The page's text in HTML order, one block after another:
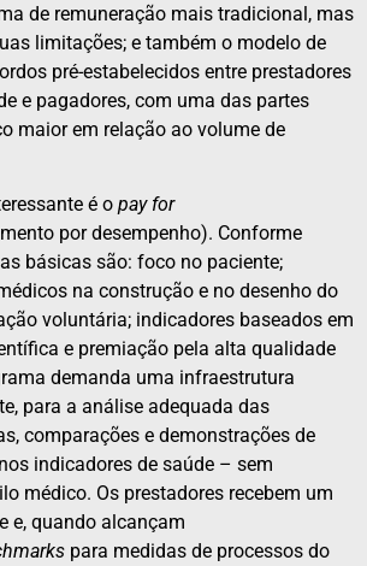
de remuneração mais tradicional, mas
limitações; e também o modelo de
pré-estabelecidos entre prestadores
e pagadores, com uma das partes
maior em relação ao volume de
é o pay for
por desempenho). Conforme
básicas são: foco no paciente;
na construção e no desenho do
voluntária; indicadores baseados em
e premiação pela alta qualidade
demanda uma infraestrutura
para a análise adequada das
comparações e demonstrações de
indicadores de saúde – sem
médico. Os prestadores recebem um
e, quando alcançam
para medidas de processos do